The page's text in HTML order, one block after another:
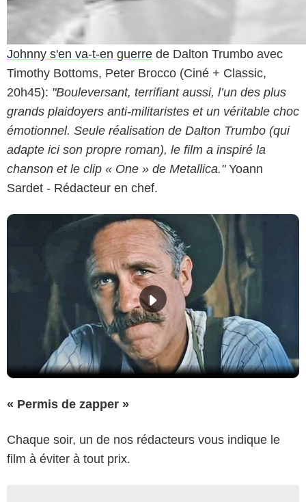
Johnny s'en va-t-en guerre de Dalton Trumbo avec
Timothy Bottoms, Peter Brocco (Ciné + Classic,
20h45): "Bouleversant, terrifiant aussi, l’un des plus
grands plaidoyers anti-militaristes et un véritable choc
émotionnel. Seule réalisation de Dalton Trumbo (qui
adapte ici son propre roman), le film a inspiré la
chanson et le clip « One » de Metallica."Yoann
Sardet - Rédacteur en chef.
« Permis de zapper »
Chaque soir, un de nos rédacteurs vous indique le
film à éviter à tout prix.